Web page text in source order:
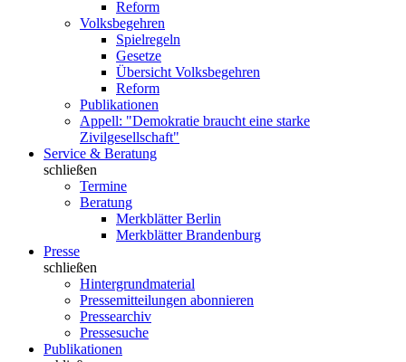
Reform
Volksbegehren
Spielregeln
Gesetze
Übersicht Volksbegehren
Reform
Publikationen
Appell: "Demokratie braucht eine starke
Zivilgesellschaft"
Service & Beratung
schließen
Termine
Beratung
Merkblätter Berlin
Merkblätter Brandenburg
Presse
schließen
Hintergrundmaterial
Pressemitteilungen abonnieren
Pressearchiv
Pressesuche
Publikationen